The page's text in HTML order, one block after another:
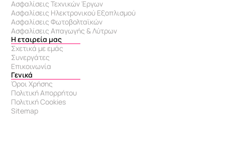
Ασφαλίσεις Τεχνικών Έργων
Ασφαλίσεις Ηλεκτρονικού Εξοπλισμού
Ασφαλίσεις Φωτοβολταϊκών
Ασφαλίσεις Απαγωγής & Λύτρων
Η εταιρεία μας
Σχετικά με εμάς
Συνεργάτες
Επικοινωνία
Γενικά
Όροι Χρήσης
Πολιτική Απορρήτου
Πολιτική Cookies
Sitemap